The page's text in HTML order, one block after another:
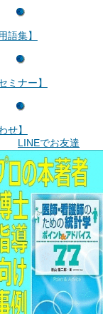
語集】
ミナー】
せ】
LINEでお友達